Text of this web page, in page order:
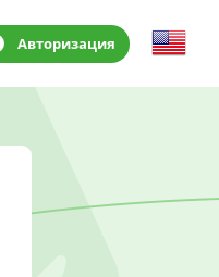
Авторизация